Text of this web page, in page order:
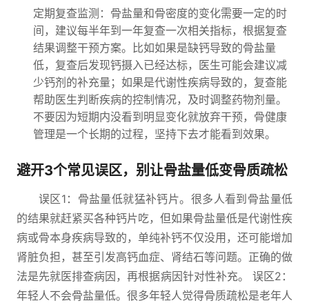
定期复查监测：骨盐量和骨密度的变化需要一定的时
间，建议每半年到一年复查一次相关指标，根据复查
结果调整干预方案。比如如果是缺钙导致的骨盐量
低，复查后发现钙摄入已经达标，医生可能会建议减
少钙剂的补充量；如果是代谢性疾病导致的，复查能
帮助医生判断疾病的控制情况，及时调整药物剂量。
不要因为短期内没看到明显变化就放弃干预，骨健康
管理是一个长期的过程，坚持下去才能看到效果。
避开3个常见误区，别让骨盐量低变骨质疏松
误区1：骨盐量低就猛补钙片。很多人看到骨盐量低
的结果就赶紧买各种钙片吃，但如果骨盐量低是代谢性疾
病或骨本身疾病导致的，单纯补钙不仅没用，还可能增加
肾脏负担，甚至引发高钙血症、肾结石等问题。正确的做
法是先就医排查病因，再根据病因针对性补充。 误区2：
年轻人不会骨盐量低。很多年轻人觉得骨质疏松是老年人